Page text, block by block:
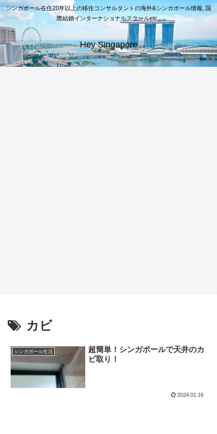
シンガポール在住20年以上の移住コンサルタントの海外&シンガポール情報, 国
際結婚インターナショナルスクールetc..
Hey Singapore
カビ
シンガポール生活
超簡単！シンガポールで天井のカ
ビ取り！
2024.01.16